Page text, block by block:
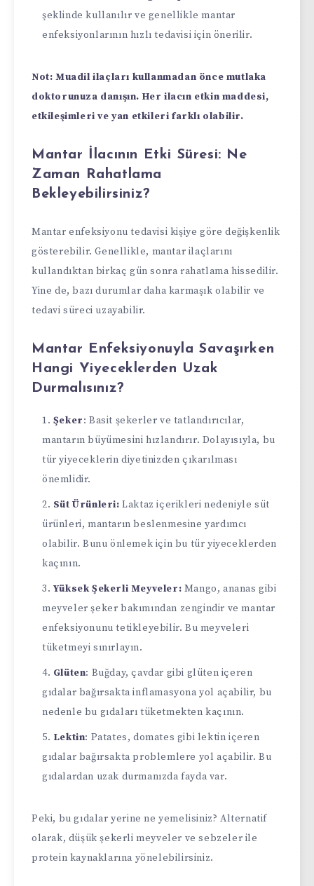
şeklinde kullanılır ve genellikle mantar
enfeksiyonlarının hızlı tedavisi için önerilir.
Not: Muadil ilaçları kullanmadan önce mutlaka
doktorunuza danışın. Her ilacın etkin maddesi,
etkileşimleri ve yan etkileri farklı olabilir.
Mantar İlacının Etki Süresi: Ne
Zaman Rahatlama
Bekleyebilirsiniz?
Mantar enfeksiyonu tedavisi kişiye göre değişkenlik
gösterebilir. Genellikle, mantar ilaçlarını
kullandıktan birkaç gün sonra rahatlama hissedilir.
Yine de, bazı durumlar daha karmaşık olabilir ve
tedavi süreci uzayabilir.
Mantar Enfeksiyonuyla Savaşırken
Hangi Yiyeceklerden Uzak
Durmalısınız?
Şeker: Basit şekerler ve tatlandırıcılar,
mantarın büyümesini hızlandırır. Dolayısıyla, bu
tür yiyeceklerin diyetinizden çıkarılması
önemlidir.
Süt Ürünleri: Laktaz içerikleri nedeniyle süt
ürünleri, mantarın beslenmesine yardımcı
olabilir. Bunu önlemek için bu tür yiyeceklerden
kaçının.
Yüksek Şekerli Meyveler: Mango, ananas gibi
meyveler şeker bakımından zengindir ve mantar
enfeksiyonunu tetikleyebilir. Bu meyveleri
tüketmeyi sınırlayın.
Glüten: Buğday, çavdar gibi glüten içeren
gıdalar bağırsakta inflamasyona yol açabilir, bu
nedenle bu gıdaları tüketmekten kaçının.
Lektin: Patates, domates gibi lektin içeren
gıdalar bağırsakta problemlere yol açabilir. Bu
gıdalardan uzak durmanızda fayda var.
Peki, bu gıdalar yerine ne yemelisiniz? Alternatif
olarak, düşük şekerli meyveler ve sebzeler ile
protein kaynaklarına yönelebilirsiniz.